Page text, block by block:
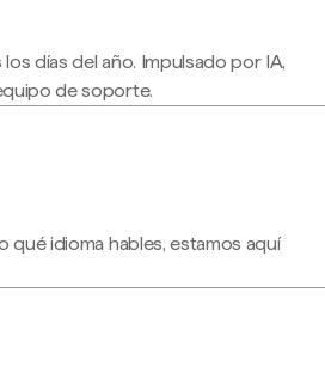
días del año. Impulsado por IA,
de soporte.
qué idioma hables, estamos aquí